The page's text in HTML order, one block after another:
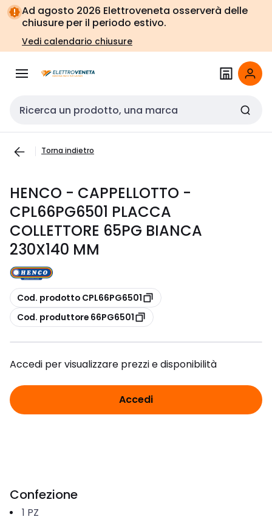
Vai alla
navigazione
Vai
alla
pagina
Ad agosto 2026 Elettroveneta osserverà delle
chiusure per il periodo estivo.
Vedi calendario chiusure
Cerca input
Torna indietro
HENCO - CAPPELLOTTO -
CPL66PG6501 PLACCA
COLLETTORE 65PG BIANCA
230X140 MM
copia
Cod. prodotto CPL66PG6501
copia
Cod. produttore 66PG6501
Accedi per visualizzare prezzi e disponibilità
Accedi
Confezione
1 PZ